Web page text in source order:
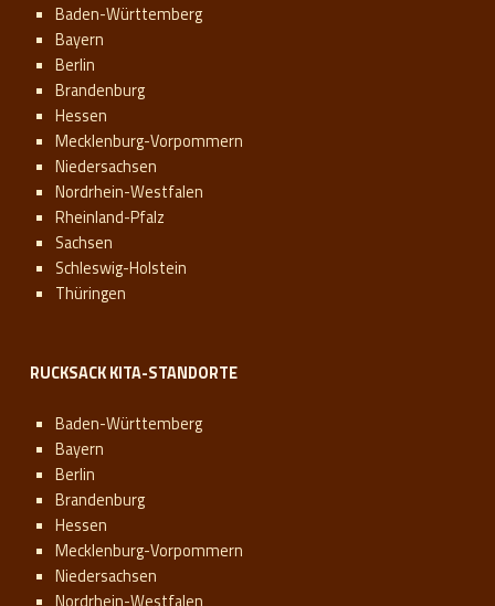
Baden-Württemberg
Bayern
Berlin
Brandenburg
Hessen
Mecklenburg-Vorpommern
Niedersachsen
Nordrhein-Westfalen
Rheinland-Pfalz
Sachsen
Schleswig-Holstein
Thüringen
RUCKSACK KITA-STANDORTE
Baden-Württemberg
Bayern
Berlin
Brandenburg
Hessen
Mecklenburg-Vorpommern
Niedersachsen